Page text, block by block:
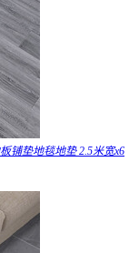
铺垫地毯地垫 2.5米宽x6